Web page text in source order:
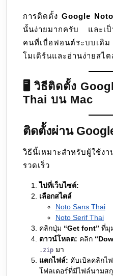
การติดตั้งGoogle
นั้นง่ายมากครับ และเป็
คนที่เบื่อฟอนต์ระบบเดิ
โมเดิร์นและอ่านง่ายสไต
🖥️ วิธีติดตั้ง
Thai บน Mac
ติดตั้งผ่าน
วิธีนี้เหมาะสำหรับผู้ใช้ง
รวดเร็ว
ไปที่เว็บไซต์:
เลือกสไตล์
Noto Sans Thai
Noto Serif Thai
คลิกปุ่ม “Get font” ที่มุ
ดาวน์โหลด: คลิก
.zip มา
แตกไฟล์: ดับเบิลคลิกไ
โฟลเดอร์ที่มีไฟล์นามส